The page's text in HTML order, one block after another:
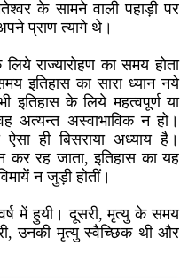
के सामने वाली पहाड़ी पर
प्राण त्यागे थे।
राज्यारोहण का समय होता
इतिहास का सारा ध्यान नये
इतिहास के लिये महत्वपूर्ण या
अत्यन्त अस्वाभाविक न हो।
ही बिसराया अध्याय है।
कर रह जाता, इतिहास का यह
न जुड़ी होतीं।
में हुयी। दूसरी, मृत्यु के समय
उनकी मृत्यु स्वैच्छिक थी और